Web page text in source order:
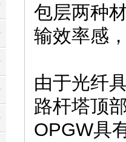
包层两种
输效率感
由于光纤
路杆塔顶
OPGW具